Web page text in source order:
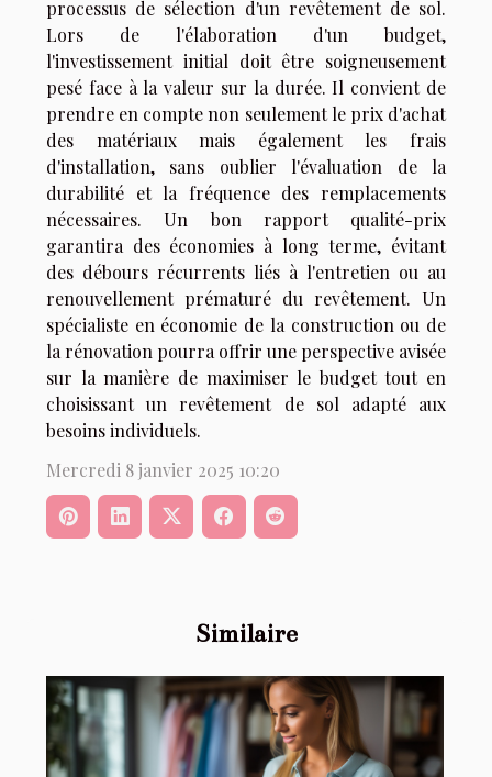
processus de sélection d'un revêtement de sol.
Lors de l'élaboration d'un budget,
l'investissement initial doit être soigneusement
pesé face à la valeur sur la durée. Il convient de
prendre en compte non seulement le prix d'achat
des matériaux mais également les frais
d'installation, sans oublier l'évaluation de la
durabilité et la fréquence des remplacements
nécessaires. Un bon rapport qualité-prix
garantira des économies à long terme, évitant
des débours récurrents liés à l'entretien ou au
renouvellement prématuré du revêtement. Un
spécialiste en économie de la construction ou de
la rénovation pourra offrir une perspective avisée
sur la manière de maximiser le budget tout en
choisissant un revêtement de sol adapté aux
besoins individuels.
Mercredi 8 janvier 2025 10:20
Similaire